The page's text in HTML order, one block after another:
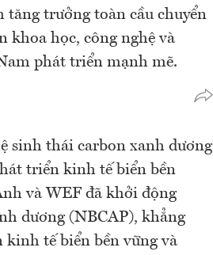
tăng trưởng toàn cầu chuyển
khoa học, công nghệ và
phát triển mạnh mẽ.
sinh thái carbon xanh dương
triển kinh tế biển bền
và WEF đã khởi động
dương (NBCAP), khẳng
tế biển bền vững và